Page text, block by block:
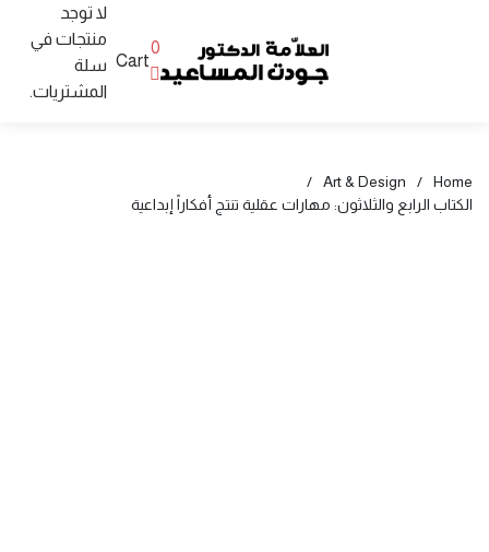
0
Cart
لا توجد
منتجات في
سلة
المشتريات.
Home
/
Art & Design
/
الكتاب الرابع والثلاثون: مهارات عقلية تنتج أفكاراً إبداعية